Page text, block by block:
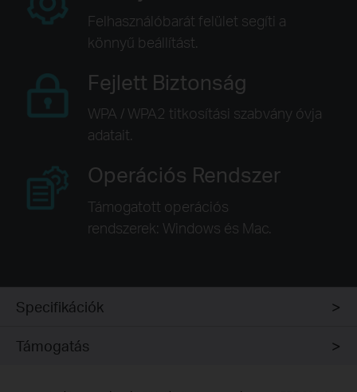
Felhasználóbarát felület segíti a
könnyű beállítást.
Fejlett Biztonság
WPA / WPA2 titkosítási szabvány óvja
adatait.
Operációs Rendszer
Támogatott operációs
rendszerek: Windows és Mac.
Specifikációk
Támogatás